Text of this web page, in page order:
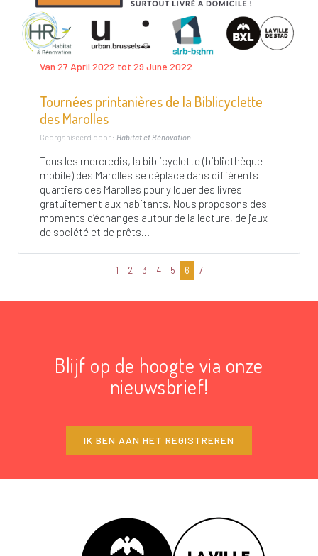
Van 27 April 2022 tot 29 June 2022
Tournées printanières de la Biblicyclette
des Marolles
Georganiseerd door : Habitat et Rénovation
Tous les mercredis, la biblicyclette (bibliothèque
mobile) des Marolles se déplace dans différents
quartiers des Marolles pour y louer des livres
gratuitement aux habitants. Nous proposons des
moments d’échanges autour de la lecture, de jeux
de société et de prêts...
1 2 3 4 5 6 7
Blijf op de hoogte via onze
nieuwsbrief!
IK BEN AAN HET REGISTREREN